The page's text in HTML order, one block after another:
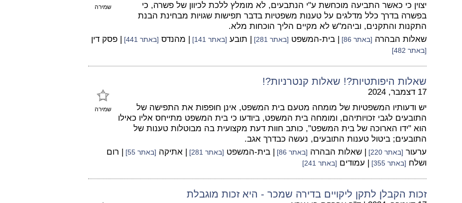
שמירה
יצוין כי כאשר התביעה מוכחשת ע"י הנתבעים, לא מומלץ ללכת לכיוון של פשרה, כי
בפשרה בדרך כלל מדלגים על טענות משפטיות בדבר תפישות שגויות מבחינת הבנת
התקנות והתקנים, וביהמ"ש לא מקיים הליך הוכחות מלא.
שאלות הבהרה [באתר 86] | בית-המשפט [באתר 281] | תובע [באתר 141] | מהנדס [באתר 441] | פסק דין
[באתר 482]
שאלות היפותטיות?! שאלות קנטרניות?!
שמירה
17 דצמבר, 2024
יש ודעותיו המשפטיות של מומחה מטעם בית המשפט, אינן חופפות את התפישה של
התובעים לגבי זכויותיהם, ומומחה בית המשפט, ביודעו כי בית המשפט מתייחס אליו כאילו
הוא "ידו הארוכה של בית המשפט", כותב חוות דעת מקצועית בה מבוטלות טענות של
התובעים; ביטול טענות התובעים, נעשה כבדרך אגב.
ערעור [באתר 220] | שאלות הבהרה [באתר 86] | בית-המשפט [באתר 281] | אתיקה [באתר 55]
| רום
ושלח [באתר 355] | עמודים [באתר 241]
זכות הקבלן לתקן ליקויים בדירה שמכר - היא זכות מוגבלת